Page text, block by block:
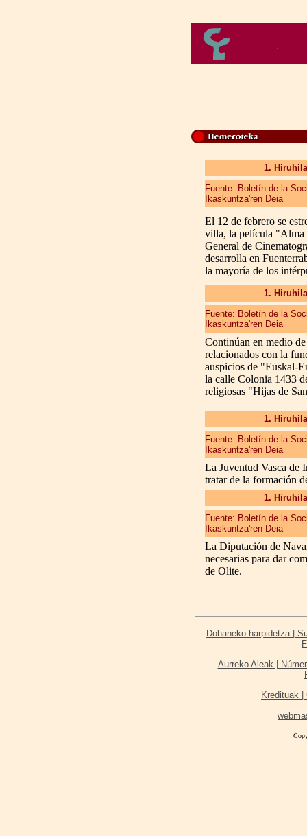
1.
Fuente: Boletín de la
Ikaskuntza'ren Deia
El 12 de febrero se
villa, la película "Alma
General de
desarrolla en
la mayoría de los
1.
Fuente: Boletín de la
Ikaskuntza'ren Deia
Continúan en medio
relacionados con la
auspicios de "Euskal-
la calle Colonia 1433
religiosas "Hijas de
1.
Fuente: Boletín de la
Ikaskuntza'ren Deia
La Juventud Vasca de
tratar de la formación
1.
Fuente: Boletín de la
Ikaskuntza'ren Deia
La Diputación de
necesarias para dar
de Olite.
Dohaneko harpidetza |
Aurreko Aleak |
Kredituak